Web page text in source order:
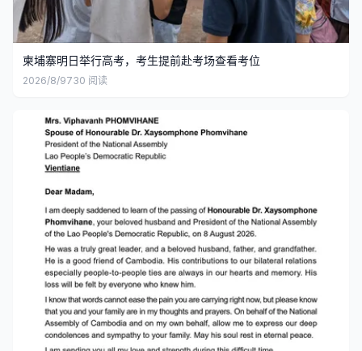
柬埔寨明日举行高考，考生提前赴考场查看考位
2026/8/9730 阅读